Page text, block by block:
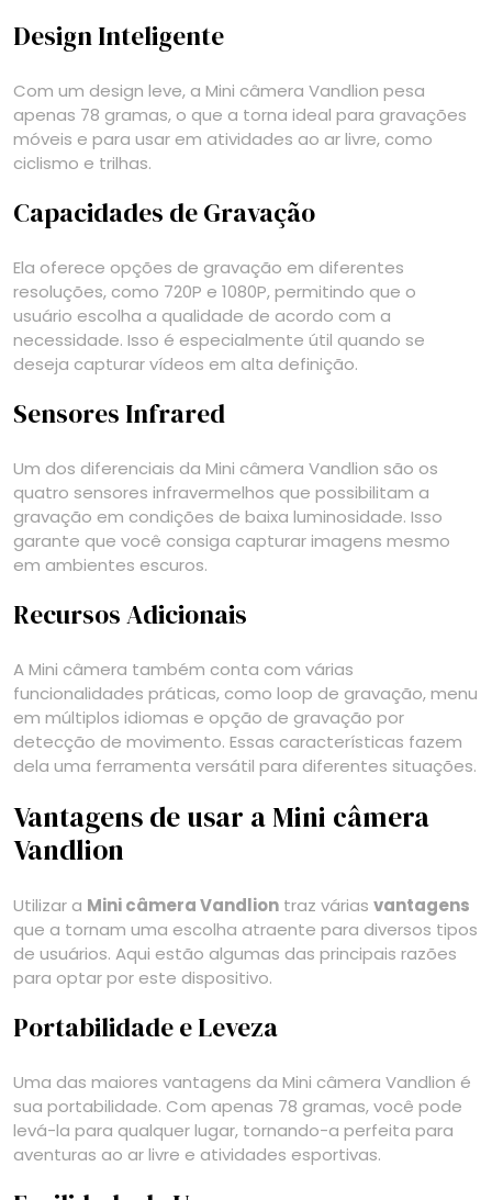
Design Inteligente
Com um design leve, a Mini câmera Vandlion pesa
apenas 78 gramas, o que a torna ideal para gravações
móveis e para usar em atividades ao ar livre, como
ciclismo e trilhas.
Capacidades de Gravação
Ela oferece opções de gravação em diferentes
resoluções, como 720P e 1080P, permitindo que o
usuário escolha a qualidade de acordo com a
necessidade. Isso é especialmente útil quando se
deseja capturar vídeos em alta definição.
Sensores Infrared
Um dos diferenciais da Mini câmera Vandlion são os
quatro sensores infravermelhos que possibilitam a
gravação em condições de baixa luminosidade. Isso
garante que você consiga capturar imagens mesmo
em ambientes escuros.
Recursos Adicionais
A Mini câmera também conta com várias
funcionalidades práticas, como loop de gravação, menu
em múltiplos idiomas e opção de gravação por
detecção de movimento. Essas características fazem
dela uma ferramenta versátil para diferentes situações.
Vantagens de usar a Mini câmera
Vandlion
Utilizar a Mini câmera Vandlion traz várias vantagens
que a tornam uma escolha atraente para diversos tipos
de usuários. Aqui estão algumas das principais razões
para optar por este dispositivo.
Portabilidade e Leveza
Uma das maiores vantagens da Mini câmera Vandlion é
sua portabilidade. Com apenas 78 gramas, você pode
levá-la para qualquer lugar, tornando-a perfeita para
aventuras ao ar livre e atividades esportivas.